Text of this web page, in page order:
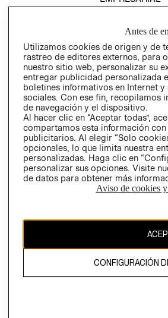
Ecuador ($)
CAMBIAR REGIÓN
El contenido de esta página web está
propiedad de H&M Hennes & Mauritz AB.
Antes de
Utilizamos cookies de origen y de
rastreo de editores externos, para
nuestro sitio web, personalizar su
entregar publicidad personalizada
boletines informativos en Internet
sociales. Con ese fin, recopilamos
de navegación y el dispositivo.
Al hacer clic en “Aceptar todas”,
compartamos esta información
publicitarios. Al elegir “Solo
opcionales, lo que limita nuestra
personalizadas. Haga clic en
personalizar sus opciones. Visite
de datos para obtener más
Aviso de cookies
CONFIGURACIÓN